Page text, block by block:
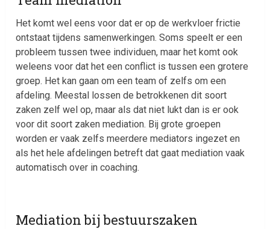
Het komt wel eens voor dat er op de werkvloer frictie
ontstaat tijdens samenwerkingen. Soms speelt er een
probleem tussen twee individuen, maar het komt ook
weleens voor dat het een conflict is tussen een grotere
groep. Het kan gaan om een team of zelfs om een
afdeling. Meestal lossen de betrokkenen dit soort
zaken zelf wel op, maar als dat niet lukt dan is er ook
voor dit soort zaken mediation. Bij grote groepen
worden er vaak zelfs meerdere mediators ingezet en
als het hele afdelingen betreft dat gaat mediation vaak
automatisch over in coaching.
Mediation bij bestuurszaken